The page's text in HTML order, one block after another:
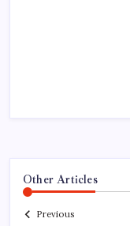
Other Articles
Previous